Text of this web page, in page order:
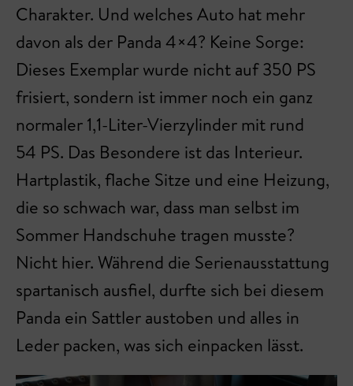
Charakter. Und welches Auto hat mehr
davon als der Panda 4×4? Keine Sorge:
Dieses Exemplar wurde nicht auf 350 PS
frisiert, sondern ist immer noch ein ganz
normaler 1,1-Liter-Vierzylinder mit rund
54 PS. Das Besondere ist das Interieur.
Hartplastik, flache Sitze und eine Heizung,
die so schwach war, dass man selbst im
Sommer Handschuhe tragen musste?
Nicht hier. Während die Serienausstattung
spartanisch ausfiel, durfte sich bei diesem
Panda ein Sattler austoben und alles in
Leder packen, was sich einpacken lässt.